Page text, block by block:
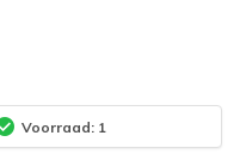
Voorraad: 1